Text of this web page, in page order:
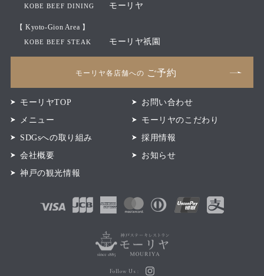
KOBE BEEF DINING モーリヤ
【 Kyoto-Gion Area 】
KOBE BEEF STEAK モーリヤ祇園
モーリヤ各店舗への ご予約
モーリヤTOP
お問い合わせ
メニュー
モーリヤのこだわり
SDGsへの取り組み
採用情報
会社概要
お知らせ
神戸の観光情報
Follow Us :